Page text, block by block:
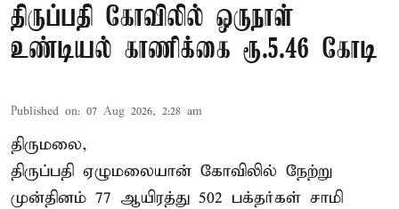
திருப்பதி கோவிலில் ஒருநாள்
உண்டியல் காணிக்கை ரூ.5.46 கோடி
Published on: 07 Aug 2026, 2:28 am
திருமலை,
திருப்பதி ஏழுமலையான் கோவிலில் நேற்று
முன்தினம் 77 ஆயிரத்து 502 பக்தர்கள் சாமி